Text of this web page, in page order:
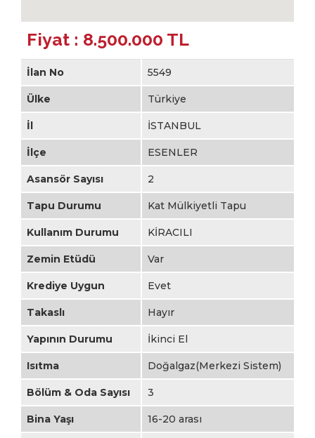
Fiyat : 8.500.000 TL
İlan No 5549
Ülke Türkiye
İl İSTANBUL
İlçe ESENLER
Asansör Sayısı 2
Tapu Durumu Kat Mülkiyetli Tapu
Kullanım Durumu KİRACILI
Zemin Etüdü Var
Krediye Uygun Evet
Takaslı Hayır
Yapının Durumu İkinci El
Isıtma Doğalgaz(Merkezi Sistem)
Bölüm & Oda Sayısı 3
Bina Yaşı 16-20 arası